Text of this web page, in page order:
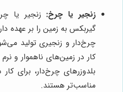
زنجیر یا چرخ: زنجیر یا
گیربکس به زمین را بر عهده
چرخ‌دار و زنجیری تولید
کار در زمین‌های ناهموار و
بلدوزرهای چرخ‌دار، برای
مناسب‌تر هستند.